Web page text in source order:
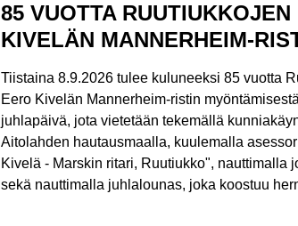
85 VUOTTA
KIVELÄN MANNERHEIM-
Tiistaina 8.9.2026 tulee kuluneeksi 85 vuotta
Eero Kivelän Mannerheim-ristin
juhlapäivä, jota vietetään tekemällä
Aitolahden hautausmaalla, kuulemalla
Kivelä - Marskin ritari, Ruutiukko", nauttimalla
sekä nauttimalla juhlalounas, joka koostuu